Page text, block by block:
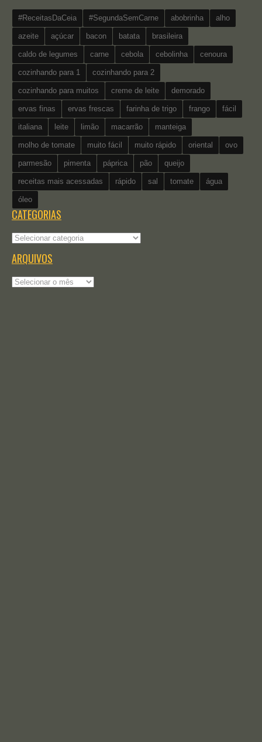
#ReceitasDaCeia #SegundaSemCarne abobrinha alho
azeite açúcar bacon batata brasileira
caldo de legumes carne cebola cebolinha cenoura
cozinhando para 1 cozinhando para 2
cozinhando para muitos creme de leite demorado
ervas finas ervas frescas farinha de trigo frango fácil
italiana leite limão macarrão manteiga
molho de tomate muito fácil muito rápido oriental ovo
parmesão pimenta páprica pão queijo
receitas mais acessadas rápido sal tomate água
óleo
CATEGORIAS
Categorias
ARQUIVOS
Arquivos